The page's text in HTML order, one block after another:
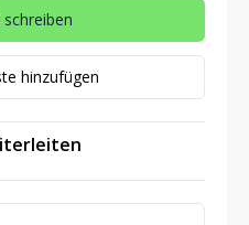
hinzufügen